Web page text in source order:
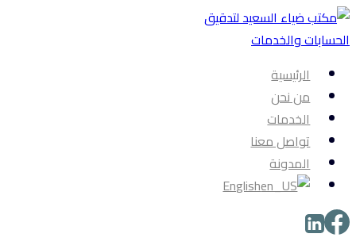
التجاوز
إلى
الرئيسية
من نحن
الخدمات
تواصل معنا
المدونة
English